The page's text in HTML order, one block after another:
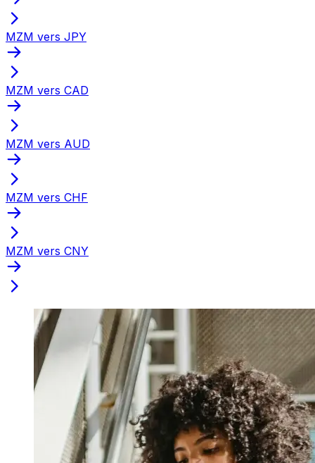
MZM vers JPY
MZM vers CAD
MZM vers AUD
MZM vers CHF
MZM vers CNY